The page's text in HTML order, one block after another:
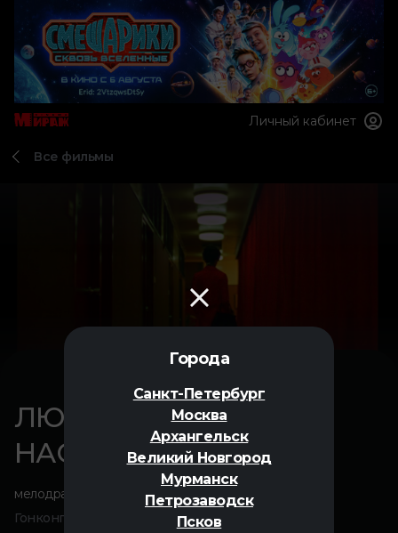
Города
Санкт-Петербург
Москва
Архангельск
Великий Новгород
Мурманск
Петрозаводск
Псков
Личный кабинет
Все фильмы
ЛЮБОВНОЕ
НАСТРОЕНИЕ
мелодрама
Гонконг, 2000